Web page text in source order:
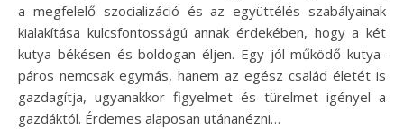
a megfelelő szocializáció és az együttélés szabályainak
kialakítása kulcsfontosságú annak érdekében, hogy a két
kutya békésen és boldogan éljen. Egy jól működő kutya-
páros nemcsak egymás, hanem az egész család életét is
gazdagítja, ugyanakkor figyelmet és türelmet igényel a
gazdáktól. Érdemes alaposan utánanézni…